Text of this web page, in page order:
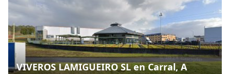
VIVEROS LAMIGUEIRO SL en Carral, A